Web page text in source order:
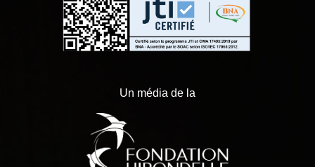
Un média de la